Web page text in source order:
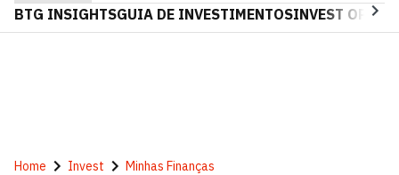
BTG INSIGHTSGUIA DE INVESTIMENTOSINVEST OPINA
Home Invest Minhas Finanças